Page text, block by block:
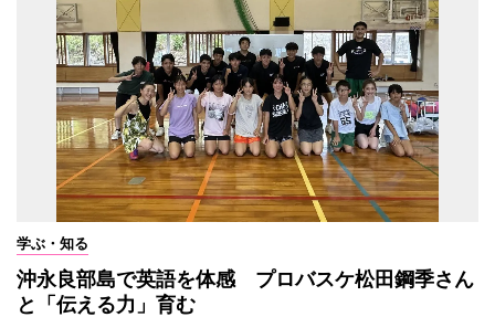
学ぶ・知る
沖永良部島で英語を体感 プロバスケ松田鋼季さん
と「伝える力」育む